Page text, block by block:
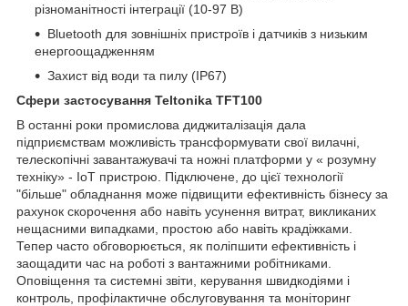
різноманітності інтеграції (10-97 В)
Bluetooth для зовнішніх пристроїв і датчиків з низьким
енергоощадженням
Захист від води та пилу (IP67)
Сфери застосування Teltonika TFT100
В останні роки промислова диджиталізація дала
підприємствам можливість трансформувати свої вилачні,
телескопічні завантажувачі та ножні платформи у « розумну
техніку» - IoT пристрою. Підключене, до цієї технології
"більше" обладнання може підвищити ефективність бізнесу за
рахунок скорочення або навіть усунення витрат, викликаних
нещасними випадками, простою або навіть крадіжками.
Тепер часто обговорюється, як поліпшити ефективність і
заощадити час на роботі з вантажними робітниками.
Оповіщення та системні звіти, керування швидкодіями і
контроль, профілактичне обслуговування та моніторинг